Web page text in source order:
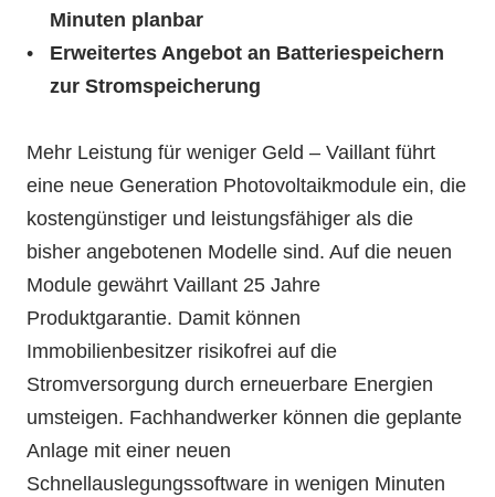
Minuten planbar
Erweitertes Angebot an Batteriespeichern
zur Stromspeicherung
Mehr Leistung für weniger Geld – Vaillant führt
eine neue Generation Photovoltaikmodule ein, die
kostengünstiger und leistungsfähiger als die
bisher angebotenen Modelle sind. Auf die neuen
Module gewährt Vaillant 25 Jahre
Produktgarantie. Damit können
Immobilienbesitzer risikofrei auf die
Stromversorgung durch erneuerbare Energien
umsteigen. Fachhandwerker können die geplante
Anlage mit einer neuen
Schnellauslegungssoftware in wenigen Minuten